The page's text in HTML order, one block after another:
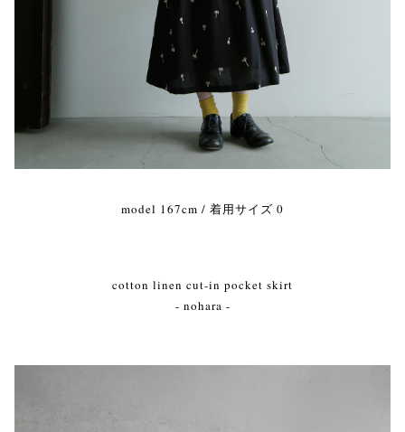
model 167cm / 着用サイズ 0
cotton linen cut-in pocket skirt
- nohara -